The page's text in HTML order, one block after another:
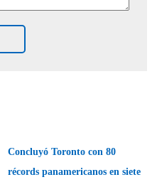
Concluyó Toronto con 80
récords panamericanos en siete